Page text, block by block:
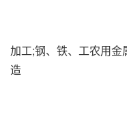
加工;钢、铁、工农用
造